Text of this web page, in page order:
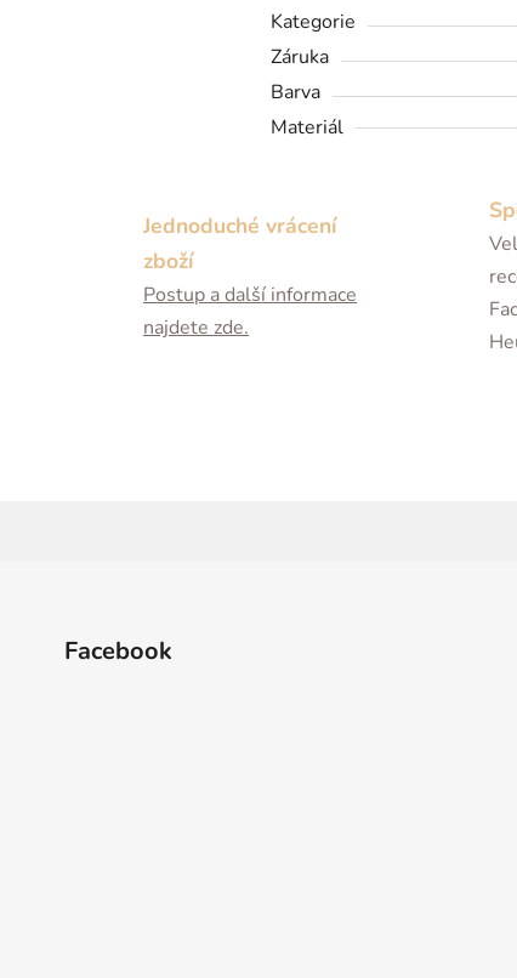
Jednoduché vrácení
zboží
Postup a další informace
najdete zde.
Kategorie
Záruka
Barva
Materiál
Facebook